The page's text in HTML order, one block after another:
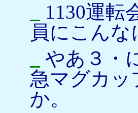
1130運転
員にこん
やあ３・
急マグカッ
か。